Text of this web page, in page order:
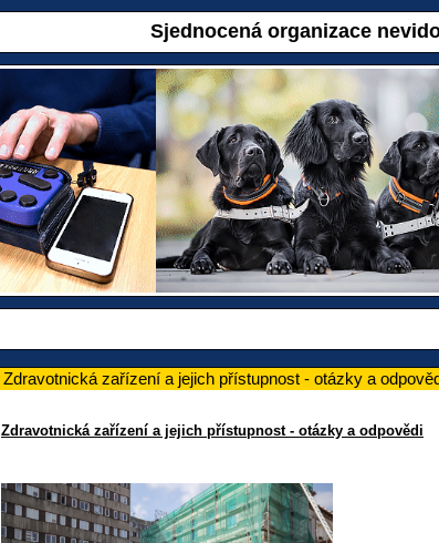
Sjednocená organizace
Zdravotnická zařízení a jejich přístupnost - otázky a
Zdravotnická zařízení a jejich přístupnost - otázky a odpovědi